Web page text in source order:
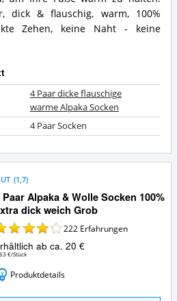
dick & flauschig, warm, 100%
Zehen, keine Naht - keine
4 Paar dicke flauschige
warme Alpaka Socken
4 Paar Socken
Paar Alpaka & Wolle Socken 100%
dick weich Grob
(1,7)
222 Erfahrungen
ab ca. 20 €
€/Stück
Produktdetails